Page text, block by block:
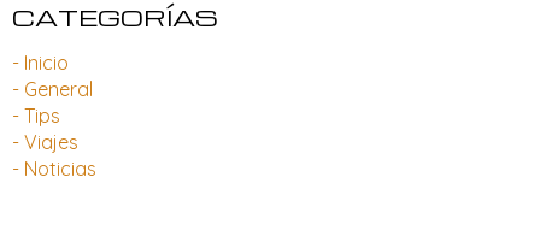
CATEGORÍAS
- Inicio
- General
- Tips
- Viajes
- Noticias